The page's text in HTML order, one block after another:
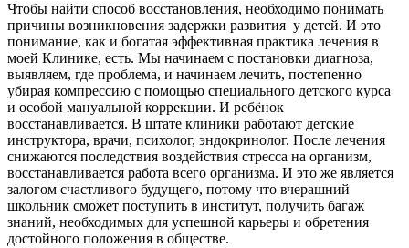
Чтобы найти способ восстановления, необходимо понимать
причины возникновения задержки развития у детей. И это
понимание, как и богатая эффективная практика лечения в
моей Клинике, есть. Мы начинаем с постановки диагноза,
выявляем, где проблема, и начинаем лечить, постепенно
убирая компрессию с помощью специального детского курса
и особой мануальной коррекции. И ребёнок
восстанавливается. В штате клиники работают детские
инструктора, врачи, психолог, эндокринолог. После лечения
снижаются последствия воздействия стресса на организм,
восстанавливается работа всего организма. И это же является
залогом счастливого будущего, потому что вчерашний
школьник сможет поступить в институт, получить багаж
знаний, необходимых для успешной карьеры и обретения
достойного положения в обществе.